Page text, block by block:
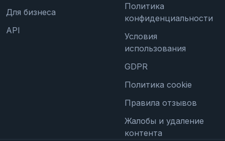
Для бизнеса
API
Политика
конфиденциальности
Условия
использования
GDPR
Политика cookie
Правила отзывов
Жалобы и удаление
контента